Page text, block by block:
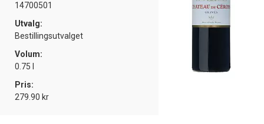
14700501
Utvalg:
Bestillingsutvalget
Volum:
0.75 l
Pris:
279.90 kr